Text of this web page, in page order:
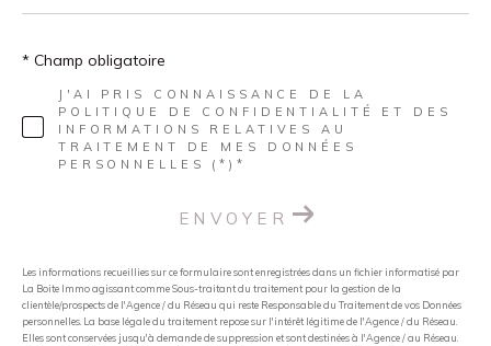
J'AI PRIS CONNAISSANCE DE LA
POLITIQUE DE CONFIDENTIALITÉ ET DES
INFORMATIONS RELATIVES AU
TRAITEMENT DE MES DONNÉES
PERSONNELLES (*)*
* Champ obligatoire
ENVOYER
Les informations recueillies sur ce formulaire sont enregistrées dans un fichier informatisé par
La Boite Immo agissant comme Sous-traitant du traitement pour la gestion de la
clientèle/prospects de l'Agence / du Réseau qui reste Responsable du Traitement de vos Données
personnelles. La base légale du traitement repose sur l'intérêt légitime de l'Agence / du Réseau.
Elles sont conservées jusqu'à demande de suppression et sont destinées à l'Agence / au Réseau.